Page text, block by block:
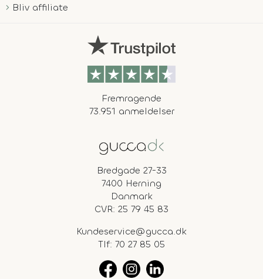
Bliv affiliate
Fremragende
73.951 anmeldelser
Bredgade 27-33
7400 Herning
Danmark
CVR: 25 79 45 83
Kundeservice@gucca.dk
Tlf: 70 27 85 05